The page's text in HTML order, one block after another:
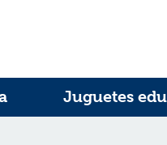
Juguetes